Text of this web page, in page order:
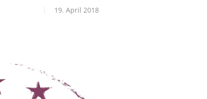
19. April 2018